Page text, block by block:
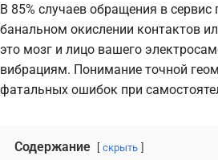
В 85% случаев обращения в
банальном окислении контактов
это мозг и лицо вашего
вибрациям. Понимание точной
фатальных ошибок при
Содержание скрыть